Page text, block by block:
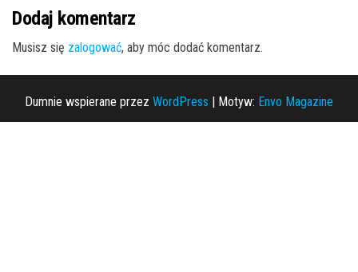
Dodaj komentarz
Musisz się zalogować, aby móc dodać komentarz.
Dumnie wspierane przez WordPress | Motyw: Envo Magazine